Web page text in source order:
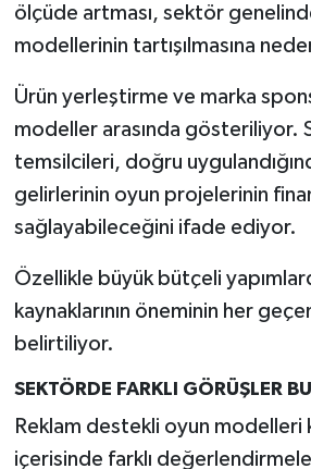
ölçüde artması, sektör
modellerinin tartışılmasına
Ürün yerleştirme ve marka
modeller arasında gösteriliyor.
temsilcileri, doğru
gelirlerinin oyun projelerinin
sağlayabileceğini ifade ediyor.
Özellikle büyük bütçeli
kaynaklarının öneminin her
belirtiliyor.
SEKTÖRDE FARKLI GÖRÜŞLER
Reklam destekli oyun modelleri
içerisinde farklı